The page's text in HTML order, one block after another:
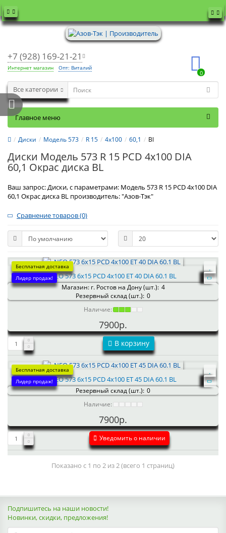
+7 (928) 169-21-21
Интернет магазин Опт: Виталий
0
Все категории
Главное меню
Диски Модель 573 R 15 4x100 60,1 Bl
Диски Модель 573 R 15 PCD 4x100 DIA
60,1 Окрас диска BL
Ваш запрос: Диски, с параметрами: Модель 573 R 15 PCD 4x100 DIA
60,1 Окрас диска BL производитель: "Азов-Тэк"
Сравнение товаров (0)
Бесплатная доставка
Лидер продаж!NEO 573 6x15 PCD 4x100 ET 40 DIA 60.1 BL
Магазин: г. Ростов на Дону (шт.): 4
Резервный склад (шт.): 0
Наличие:
7900р.
В корзину
Бесплатная доставка
Лидер продаж!NEO 573 6x15 PCD 4x100 ET 45 DIA 60.1 BL
Резервный склад (шт.): 0
Наличие:
7900р.
Уведомить о наличии
Показано с 1 по 2 из 2 (всего 1 страниц)
Подпишитесь на наши новости!
Новинки, скидки, предложения!